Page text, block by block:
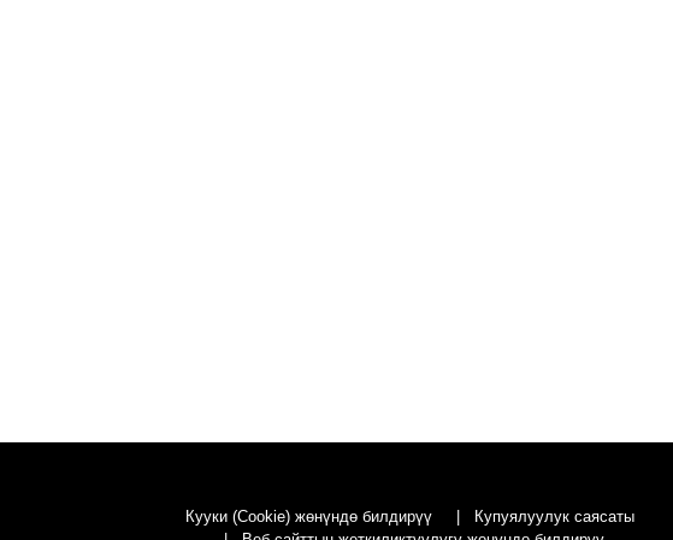
Кууки (Cookie) жөнүндө билдирүү
Купуялуулук саясаты